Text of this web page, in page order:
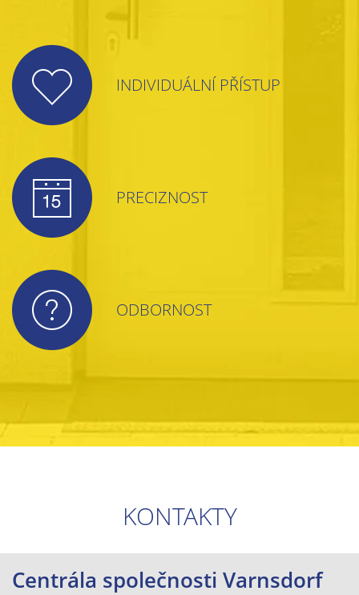
INDIVIDUÁLNÍ PŘÍSTUP
PRECIZNOST
ODBORNOST
KONTAKTY
Centrála společnosti Varnsdorf